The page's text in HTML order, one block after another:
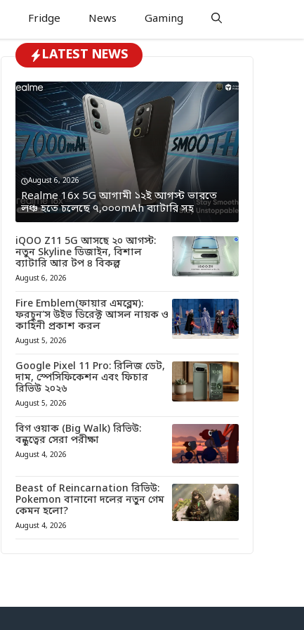
Fridge News Gaming
LATEST NEWS
August 6, 2026
Realme 16x 5G আগামী ১২ই আগস্ট ভারতে
লঞ্চ হতে চলেছে ৭,০০০mAh ব্যাটারি সহ
iQOO Z11 5G আসছে ২০ আগস্ট:
নতুন Skyline ডিজাইন, বিশাল
ব্যাটারি আর টপ ৪ বিকল্প
August 6, 2026
Fire Emblem(ফায়ার এমব্লেম):
ফরচুন’স উইভ ডিরেক্ট আসল নায়ক ও
কাহিনী প্রকাশ করল
August 5, 2026
Google Pixel 11 Pro: রিলিজ ডেট,
দাম, স্পেসিফিকেশন এবং ফিচার
রিভিউ ২০২৬
August 5, 2026
বিগ ওয়াক (Big Walk) রিভিউ:
বন্ধুত্বের সেরা পরীক্ষা
August 4, 2026
Beast of Reincarnation রিভিউ:
Pokemon বানানো দলের নতুন গেম
কেমন হলো?
August 4, 2026